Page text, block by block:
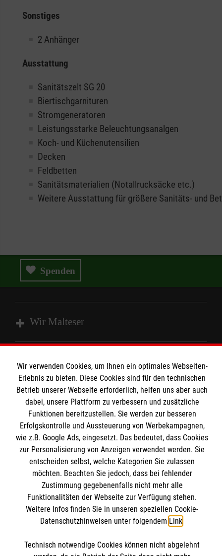
Sonstiges
2 Anhänger
Ausstattung
Sanitätszelt SG 20
Biertischgarnituren
Stromgeneratoren
Leistungsstarke Beleuchtungsanalgen
Koch- und Küchenutensilien
Decken
Feldbetten
Sanitätsmaterialien (Notallrucksäcke etc.)
Weitere Ausstattung für größere Sanitäts- und
Spenden
Wir Malteser
Mitarbeiten
Wir Malteser
Informationen
Kontakt
Nachhaltigkeit
Transparenz
Prävention
Compliance
Impressum
Datenschutz
Malteser online
Malteserorden
Malteser Jugend
Malteser International
Mediathek
Spendenkonto
Empfänger: Malteser Neckar-Alb
BIC: BFSWDE33XXX (Bank für Sozialwirtschaft)
Soziale Netzwerke
Wir verwenden Cookies, um Ihnen ein optimales Webseiten-
Erlebnis zu bieten. Diese Cookies sind für den technischen
Betrieb unserer Webseite erforderlich, helfen uns aber auch
dabei, unsere Plattform zu verbessern und zusätzliche
Funktionen bereitzustellen. Sie werden zur besseren
Erfolgskontrolle und Aussteuerung von Werbekampagnen,
wie z.B. Google Ads, eingesetzt. Das bedeutet, dass Cookies
zur Personalisierung von Anzeigen verwendet werden. Sie
entscheiden selbst, welche Kategorien Sie zulassen
möchten. Beachten Sie jedoch, dass bei fehlender
Zustimmung gegebenenfalls nicht mehr alle
Funktionalitäten der Webseite zur Verfügung stehen.
Weitere Infos finden Sie in unseren speziellen Cookie-
Datenschutzhinweisen unter folgendem Link.
Technisch notwendige Cookies können nicht abgelehnt